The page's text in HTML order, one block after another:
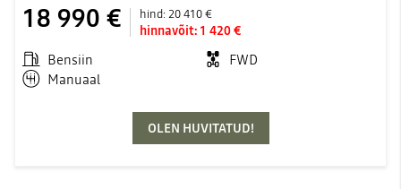
18 990 € hind:20 410 €
hinnavõit: 1 420 €
Bensiin
FWD
Manuaal
OLEN HUVITATUD!